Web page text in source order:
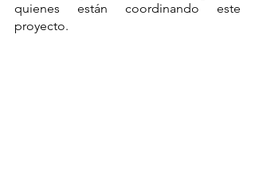
quienes están coordinando este
proyecto.